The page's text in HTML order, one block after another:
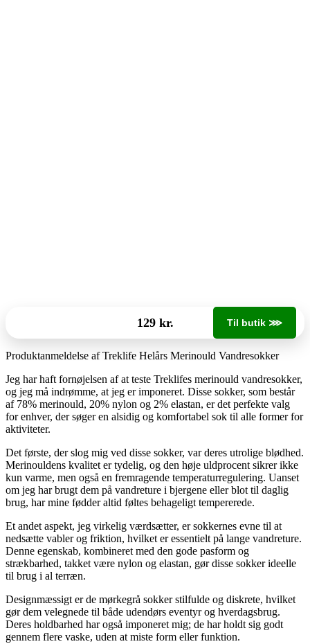
129 kr. Til butik ⋙
Produktanmeldelse af Treklife Helårs Merinould Vandresokker
Jeg har haft fornøjelsen af at teste Treklifes merinould vandresokker,
og jeg må indrømme, at jeg er imponeret. Disse sokker, som består
af 78% merinould, 20% nylon og 2% elastan, er det perfekte valg
for enhver, der søger en alsidig og komfortabel sok til alle former for
aktiviteter.
Det første, der slog mig ved disse sokker, var deres utrolige blødhed.
Merinouldens kvalitet er tydelig, og den høje uldprocent sikrer ikke
kun varme, men også en fremragende temperaturregulering. Uanset
om jeg har brugt dem på vandreture i bjergene eller blot til daglig
brug, har mine fødder altid føltes behageligt tempererede.
Et andet aspekt, jeg virkelig værdsætter, er sokkernes evne til at
nedsætte vabler og friktion, hvilket er essentielt på lange vandreture.
Denne egenskab, kombineret med den gode pasform og
strækbarhed, takket være nylon og elastan, gør disse sokker ideelle
til brug i al terræn.
Designmæssigt er de mørkegrå sokker stilfulde og diskrete, hvilket
gør dem velegnede til både udendørs eventyr og hverdagsbrug.
Deres holdbarhed har også imponeret mig; de har holdt sig godt
gennem flere vaske, uden at miste form eller funktion.